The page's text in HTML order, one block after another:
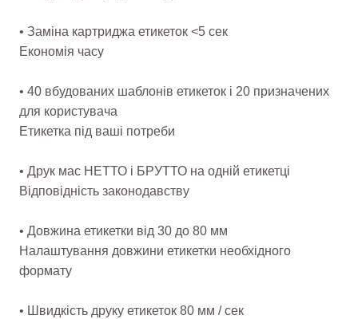
• Заміна картриджа етикеток <5 сек
Економія часу
• 40 вбудованих шаблонів етикеток і 20 призначених
для користувача
Етикетка під ваші потреби
• Друк мас НЕТТО і БРУТТО на одній етикетці
Відповідність законодавству
• Довжина етикетки від 30 до 80 мм
Налаштування довжини етикетки необхідного
формату
• Швидкість друку етикеток 80 мм / сек